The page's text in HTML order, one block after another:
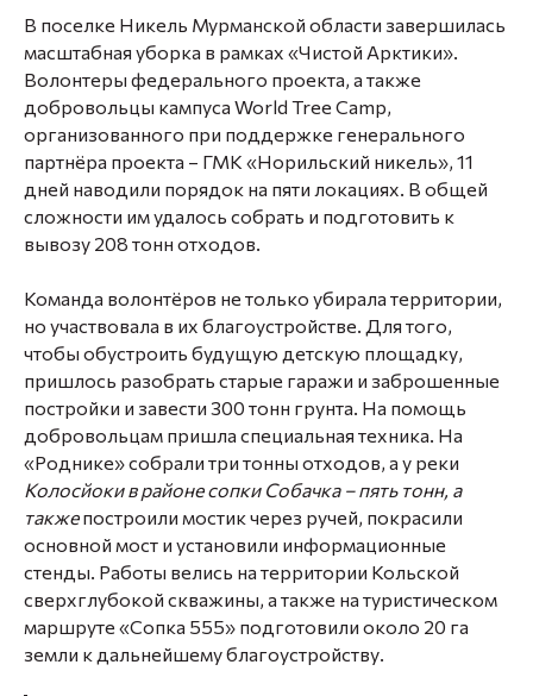
В поселке Никель Мурманской области завершилась
масштабная уборка в рамках «Чистой Арктики».
Волонтеры федерального проекта, а также
добровольцы кампуса World Tree Camp,
организованного при поддержке генерального
партнёра проекта – ГМК «Норильский никель», 11
дней наводили порядок на пяти локациях. В общей
сложности им удалось собрать и подготовить к
вывозу 208 тонн отходов.
Команда волонтёров не только убирала территории,
но участвовала в их благоустройстве. Для того,
чтобы обустроить будущую детскую площадку,
пришлось разобрать старые гаражи и заброшенные
постройки и завести 300 тонн грунта. На помощь
добровольцам пришла специальная техника. На
«Роднике» собрали три тонны отходов, а у реки
Колосйоки в районе сопки Собачка – пять тонн, а
такжепостроили мостик через ручей, покрасили
основной мост и установили информационные
стенды. Работы велись на территории Кольской
сверхглубокой скважины, а также на туристическом
маршруте «Сопка 555» подготовили около 20 га
земли к дальнейшему благоустройству.